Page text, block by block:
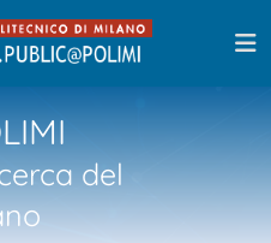
del